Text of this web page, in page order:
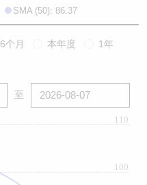
SMA (50): 86.37
6个月 本年度 1年
至
100
110